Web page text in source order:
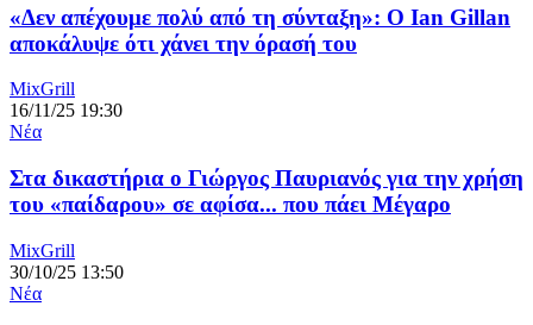
«Δεν απέχουμε πολύ από τη σύνταξη»: Ο Ian Gillan
αποκάλυψε ότι χάνει την όρασή του
MixGrill
16/11/25 19:30
Νέα
Στα δικαστήρια ο Γιώργος Παυριανός για την χρήση
του «παίδαρου» σε αφίσα... που πάει Μέγαρο
MixGrill
30/10/25 13:50
Νέα